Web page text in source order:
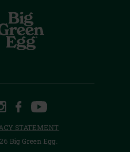
INSTAGRAM
FACEBOOKYOUTUBE
STATEMENT
Big Green Egg.